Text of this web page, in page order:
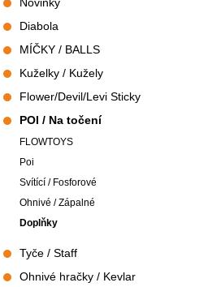
Novinky
Diabola
MÍČKY / BALLS
Kuželky / Kužely
Flower/Devil/Levi Sticky
POI / Na točení
FLOWTOYS
Poi
Svítící / Fosforové
Ohnivé / Zápalné
Doplňky
Tyče / Staff
Ohnivé hračky / Kevlar